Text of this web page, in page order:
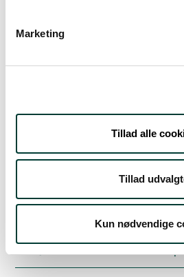
Marketing
Tillad alle
Tillad
Kun nødvendige
Søn. 9.Aug
let
16°12°